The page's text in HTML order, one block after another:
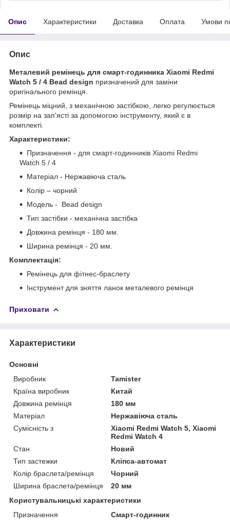
Опис Характеристики Доставка Оплата Умови
Опис
Металевий ремінець для смарт-годинника Xiaomi Redmi
Watch 5 / 4 Bead design призначений для заміни
оригінального ремінця.
Ремінець міцний, з механічною застібкою, легко регулюється
розмір на зап'ясті за допомогою інструменту, який є в
комплекті.
Характеристики:
Призначення - для смарт-годинників Xiaomi Redmi
Watch 5 / 4
Матеріал - Нержавіюча сталь
Колір – чорний
Модель - Bead design
Тип застібки - механічна застібка
Довжина ремінця - 180 мм.
Ширина ремінця - 20 мм.
Комплектація:
Ремінець для фітнес-браслету
Інструмент для зняття ланок металевого ремінця
Приховати
Характеристики
Основні
Виробник
Tamister
Країна виробник
Китай
Довжина ремінця
180 мм
Матеріал
Нержавіюча сталь
Сумісність з
Xiaomi Redmi Watch 5, Xiaomi
Redmi Watch 4
Стан
Новий
Тип застежки
Кліпса-автомат
Колір браслета/ремінця
Чорний
Ширина браслета/ремінця
20 мм
Користувальницькі характеристики
Призначення
Смарт-годинник